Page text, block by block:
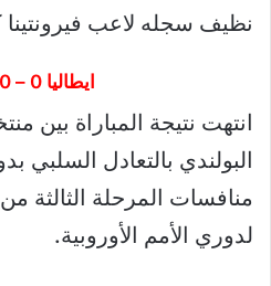
نظيف سجله لاعب فيرونتينا
ايطاليا 0 – 0 بولندا
انتهت نتيجة المباراة بين
البولندي بالتعادل السلبي
منافسات المرحلة الثالثة
لدوري الأمم الأوروبية.